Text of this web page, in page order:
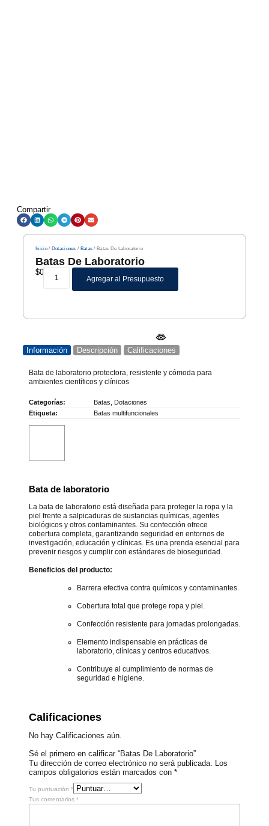
Compartir
Inicio/ Dotaciones / Batas / Batas De Laboratorio
Batas De Laboratorio
$0
Agregar al Presupuesto
Información Descripción Calificaciones
Bata de laboratorio protectora, resistente y cómoda para
ambientes científicos y clínicos
Categorías: Batas
Dotaciones
Etiqueta:
Batas multifuncionales
Bata de laboratorio
La bata de laboratorio está diseñada para proteger la ropa y la
piel frente a salpicaduras de sustancias químicas, agentes
biológicos y otros contaminantes. Su confección ofrece
cobertura completa, garantizando seguridad en entornos de
investigación, educación y clínicas. Es una prenda esencial para
prevenir riesgos y cumplir con estándares de bioseguridad.
Beneficios del producto:
Barrera efectiva contra químicos y contaminantes.
Cobertura total que protege ropa y piel.
Confección resistente para jornadas prolongadas.
Elemento indispensable en prácticas de
laboratorio, clínicas y centros educativos.
Contribuye al cumplimiento de normas de
seguridad e higiene.
Calificaciones
No hay Calificaciones aún.
Sé el primero en calificar “Batas De Laboratorio”
Tu dirección de correo electrónico no será publicada.
Los
campos obligatorios están marcados con *
Tu puntuación *
Tus comentarios *